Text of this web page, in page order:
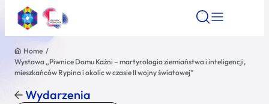
Znajdź atrakcję Znajdź artykuł Znajdź
Znajdź atrakcję
Nazwa atrakcji
Home /
Wystawa „Piwnice Domu Kaźni – martyrologia ziemiaństwa i inteligencji,
mieszkańców Rypina i okolic w czasie II wojny światowej”
Wydarzenia